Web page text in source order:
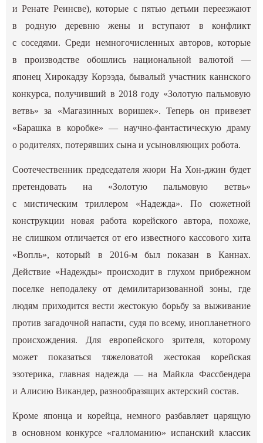
и Ренате Реинсве), которые с пятью детьми переезжают
в родную деревню жены и вступают в конфликт
с соседями. Среди немногочисленных авторов, которые
в производстве обошлись национальной валютой —
японец Хирокадзу Корээда, бывалый участник каннского
конкурса, получивший в 2018 году «Золотую пальмовую
ветвь» за «Магазинных воришек». Теперь он привезет
«Барашка в коробке» — научно-фантастическую драму
о родителях, потерявших сына и усыновляющих робота.
Соотечественник председателя жюри На Хон-джин будет
претендовать на «Золотую пальмовую ветвь»
с мистическим триллером «Надежда». По сюжетной
конструкции новая работа корейского автора, похоже,
не слишком отличается от его известного кассового хита
«Вопль», который в 2016-м был показан в Каннах.
Действие «Надежды» происходит в глухом прибрежном
поселке неподалеку от демилитаризованной зоны, где
людям приходится вести жестокую борьбу за выживание
против загадочной напасти, судя по всему, инопланетного
происхождения. Для европейского зрителя, которому
может показаться тяжеловатой жестокая корейская
эзотерика, главная надежда — на Майкла Фассбендера
и Алисию Викандер, разнообразящих актерский состав.
Кроме японца и корейца, немного разбавляет царящую
в основном конкурсе «галломанию» испанский классик